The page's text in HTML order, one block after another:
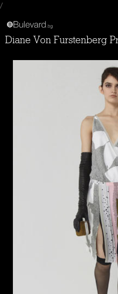
/
Diane Von Furstenberg